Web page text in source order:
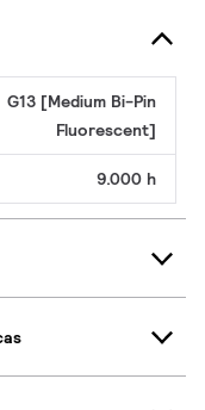
G13 [Medium Bi-Pin
Fluorescent]
9.000 h